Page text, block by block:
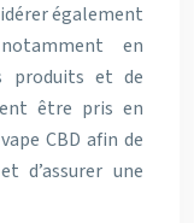
également
en
produits et de
être pris en
CBD afin de
d’assurer une